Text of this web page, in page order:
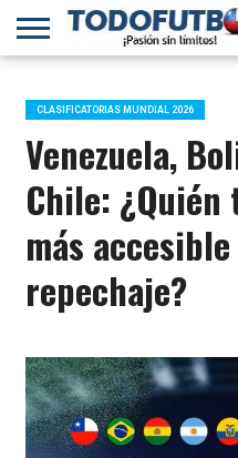
PRIMERA
B
SELECCIÓN
CHILENA
CHILENOS
EN EL
MUNDO
FÚTBOL
INTERNACIONAL
CLASIFICATORIAS MUNDIAL 2026
Venezuela,
Chile:
más
repechaje?